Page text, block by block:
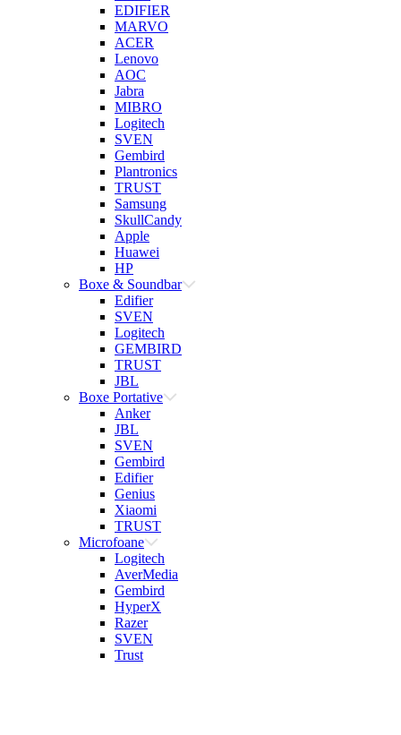
EDIFIER
MARVO
ACER
Lenovo
AOC
Jabra
MIBRO
Logitech
SVEN
Gembird
Plantronics
TRUST
Samsung
SkullCandy
Apple
Huawei
HP
Boxe & Soundbar
Edifier
SVEN
Logitech
GEMBIRD
TRUST
JBL
Boxe Portative
Anker
JBL
SVEN
Gembird
Edifier
Genius
Xiaomi
TRUST
Microfoane
Logitech
AverMedia
Gembird
HyperX
Razer
SVEN
Trust